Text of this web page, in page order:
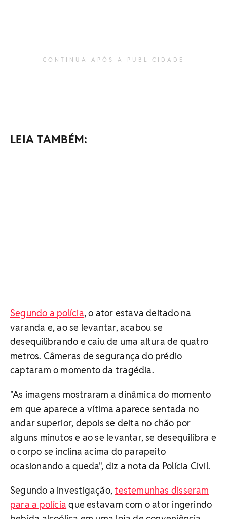
CONTINUA APÓS A PUBLICIDADE
LEIA TAMBÉM:
Segundo a polícia, o ator estava deitado na
varanda e, ao se levantar, acabou se
desequilibrando e caiu de uma altura de quatro
metros. Câmeras de segurança do prédio
captaram o momento da tragédia.
"As imagens mostraram a dinâmica do momento
em que aparece a vítima aparece sentada no
andar superior, depois se deita no chão por
alguns minutos e ao se levantar, se desequilibra e
o corpo se inclina acima do parapeito
ocasionando a queda", diz a nota da Polícia Civil.
Segundo a investigação,testemunhas disseram
para a polícia que estavam com o ator ingerindo